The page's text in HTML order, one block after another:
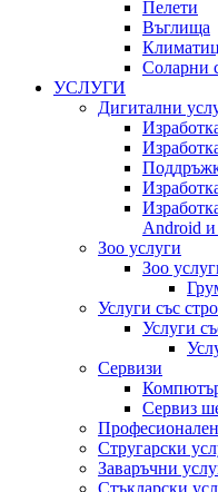
Пелети
Въглища
Соларни
УСЛУГИ
Дигитални
Android
Зоо услуги
Зоо
Услуги със
Услуги
Сервизи
Сервиз
Стругарски
Заваръчни
Стъкларски